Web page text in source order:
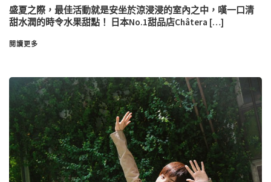
盛夏之際，最佳活動就是安坐於涼浸浸的室內之中，嘆一口清
甜水潤的時令水果甜點！ 日本No.1甜品店Châtera […]
閱讀更多